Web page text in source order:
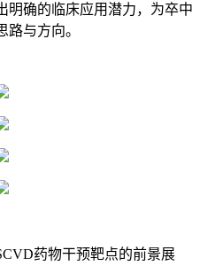
明确的临床应用潜力，为卒中
路与方向。
药物干预靶点的前景展